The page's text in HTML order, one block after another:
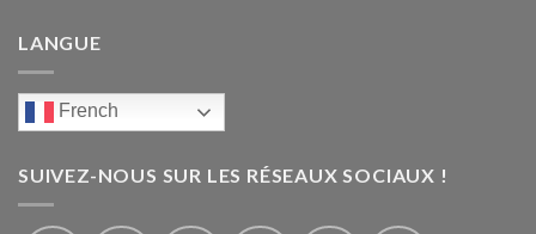
LANGUE
French
SUIVEZ-NOUS SUR LES RÉSEAUX SOCIAUX !